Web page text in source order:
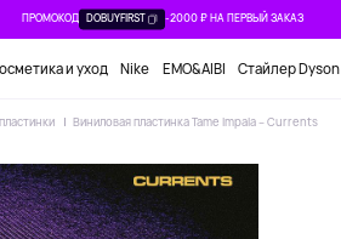
ПРОМОКОД DOBUYFIRST -2000 ₽ НА ПЕРВЫЙ ЗАКАЗ
и уход Nike EMO&AIBI Стайлер Dyson
Виниловая пластинка Tame Impala – Currents